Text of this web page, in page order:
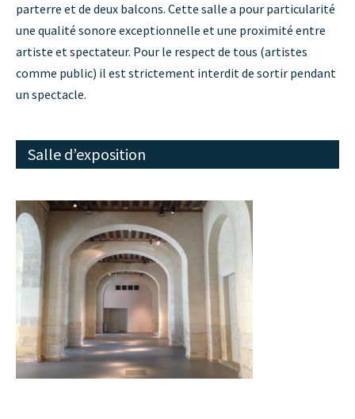
parterre et de deux balcons. Cette salle a pour particularité
une qualité sonore exceptionnelle et une proximité entre
artiste et spectateur. Pour le respect de tous (artistes
comme public) il est strictement interdit de sortir pendant
un spectacle.
Salle d’exposition